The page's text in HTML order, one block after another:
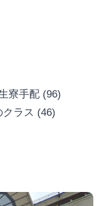
寮手配 (96)
ラス (46)